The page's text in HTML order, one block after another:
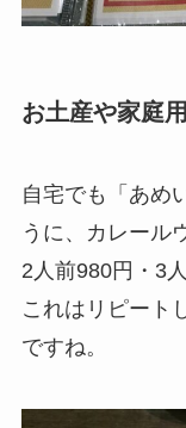
お土産や家庭
自宅でも「あめ
うに、カレール
2人前980円・3
これはリピート
ですね。